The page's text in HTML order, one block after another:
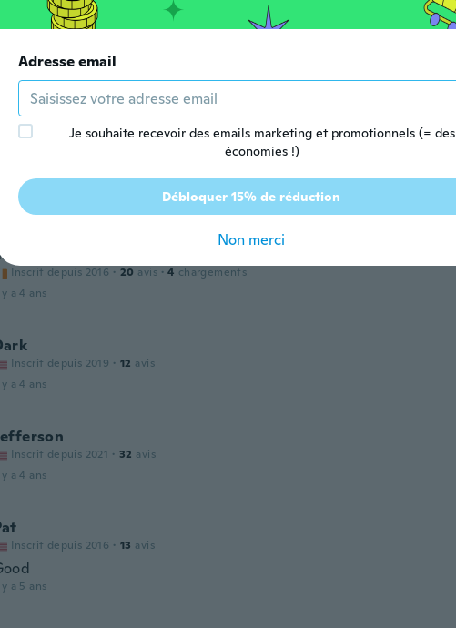
depuis 2015 225
little stick on
a 4 ans
loved it
a 4 ans
Inscrit depuis 2016 · 20 avis · 4 chargements
a 4 ans
Inscrit depuis 2019 · 12 avis
a 4 ans
Inscrit depuis 2021 · 32 avis
a 4 ans
Inscrit depuis 2016 · 13 avis
a 5 ans
Adresse email
Je souhaite recevoir des emails marketing et promotionnels (= des
économies !)
Débloquer 15% de réduction
Non merci